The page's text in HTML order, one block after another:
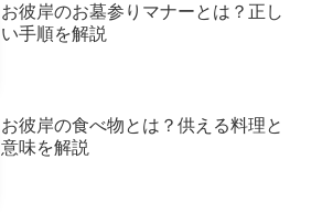
お彼岸のお墓参りマナーとは？正し
い手順を解説
お彼岸の食べ物とは？供える料理と
意味を解説